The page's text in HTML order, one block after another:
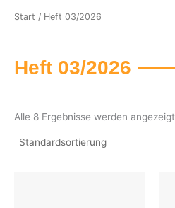
Start / Heft 03/2026
Heft 03/2026
Alle 8 Ergebnisse werden angezeigt